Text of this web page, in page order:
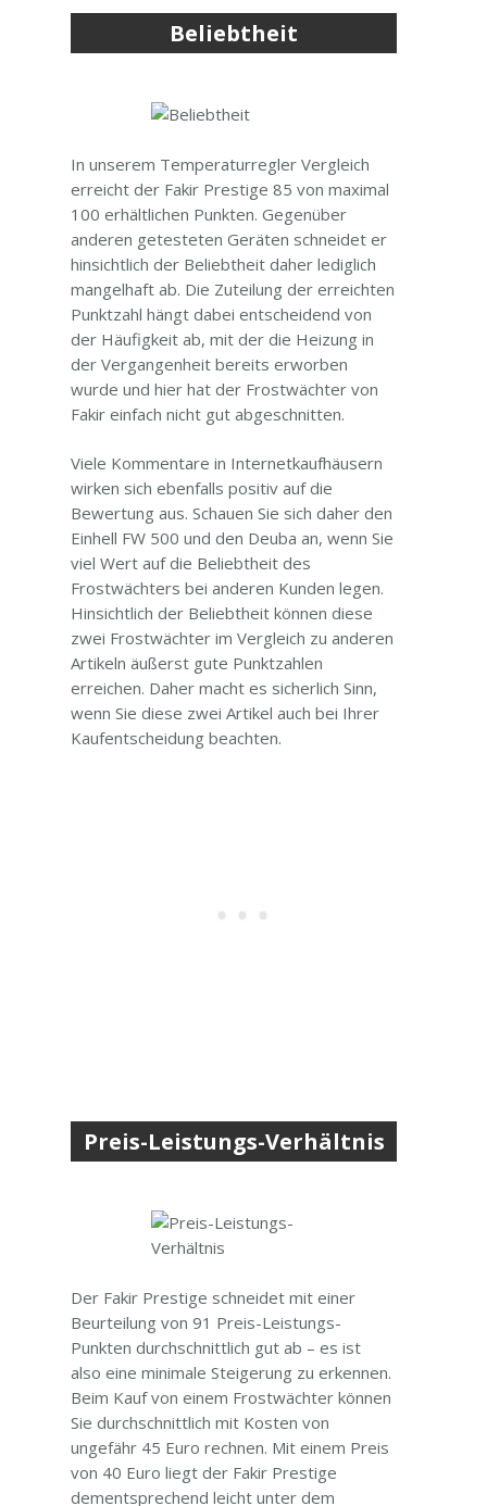
Beliebtheit
In unserem Temperaturregler Vergleich
erreicht der Fakir Prestige 85 von maximal
100 erhältlichen Punkten. Gegenüber
anderen getesteten Geräten schneidet er
hinsichtlich der Beliebtheit daher lediglich
mangelhaft ab. Die Zuteilung der erreichten
Punktzahl hängt dabei entscheidend von
der Häufigkeit ab, mit der die Heizung in
der Vergangenheit bereits erworben
wurde und hier hat der Frostwächter von
Fakir einfach nicht gut abgeschnitten.
Viele Kommentare in Internetkaufhäusern
wirken sich ebenfalls positiv auf die
Bewertung aus. Schauen Sie sich daher den
Einhell FW 500 und den Deuba an, wenn Sie
viel Wert auf die Beliebtheit des
Frostwächters bei anderen Kunden legen.
Hinsichtlich der Beliebtheit können diese
zwei Frostwächter im Vergleich zu anderen
Artikeln äußerst gute Punktzahlen
erreichen. Daher macht es sicherlich Sinn,
wenn Sie diese zwei Artikel auch bei Ihrer
Kaufentscheidung beachten.
Preis-Leistungs-Verhältnis
Der Fakir Prestige schneidet mit einer
Beurteilung von 91 Preis-Leistungs-
Punkten durchschnittlich gut ab – es ist
also eine minimale Steigerung zu erkennen.
Beim Kauf von einem Frostwächter können
Sie durchschnittlich mit Kosten von
ungefähr 45 Euro rechnen. Mit einem Preis
von 40 Euro liegt der Fakir Prestige
dementsprechend leicht unter dem